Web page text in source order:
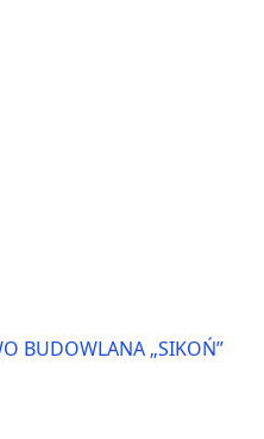
Piekarczyk